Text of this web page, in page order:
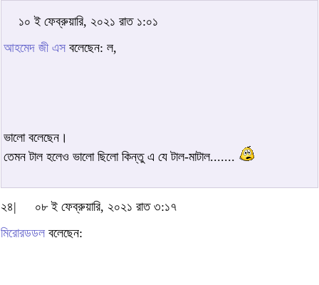
১০ ই ফেব্রুয়ারি, ২০২১ রাত ১:০১
আহমেদ জী এস বলেছেন: ল,
ভালো বলেছেন।
তেমন টাল হলেও ভালো ছিলো কিন্তু এ যে টাল-মাটাল.......
২৪|
০৮ ই ফেব্রুয়ারি, ২০২১ রাত ৩:১৭
মিরোরডডল বলেছেন: